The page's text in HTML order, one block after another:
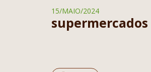
15/MAIO/2024